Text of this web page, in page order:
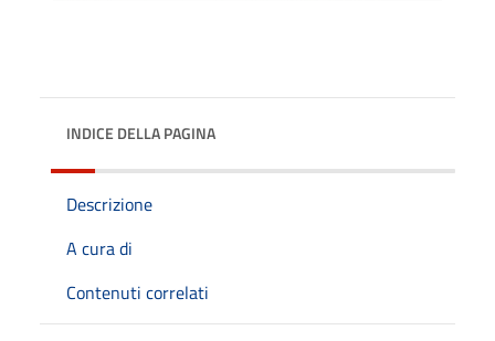
INDICE DELLA PAGINA
Descrizione
A cura di
Contenuti correlati